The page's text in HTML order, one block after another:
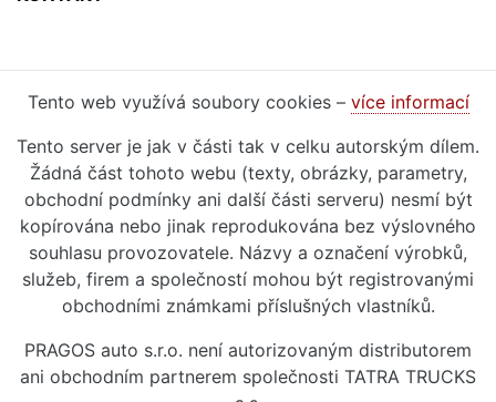
Tento web využívá soubory cookies – více informací
Tento server je jak v části tak v celku autorským dílem.
Žádná část tohoto webu (texty, obrázky, parametry,
obchodní podmínky ani další části serveru) nesmí být
kopírována nebo jinak reprodukována bez výslovného
souhlasu provozovatele. Názvy a označení výrobků,
služeb, firem a společností mohou být registrovanými
obchodními známkami příslušných vlastníků.
PRAGOS auto s.r.o. není autorizovaným distributorem
ani obchodním partnerem společnosti TATRA TRUCKS